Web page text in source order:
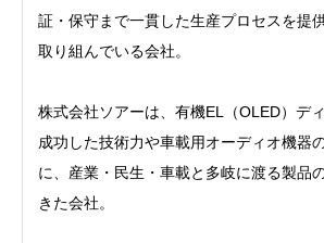
証・保守まで一貫した生産プロセスを提
取り組んでいる会社。
株式会社ソアーは、有機EL（OLED）デ
成功した技術力や車載用オーディオ機器
に、産業・民生・車載と多岐に渡る製品
きた会社。